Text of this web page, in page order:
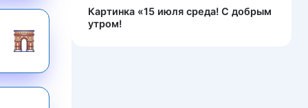
Картинка «15 июля среда! С добрым
утром!